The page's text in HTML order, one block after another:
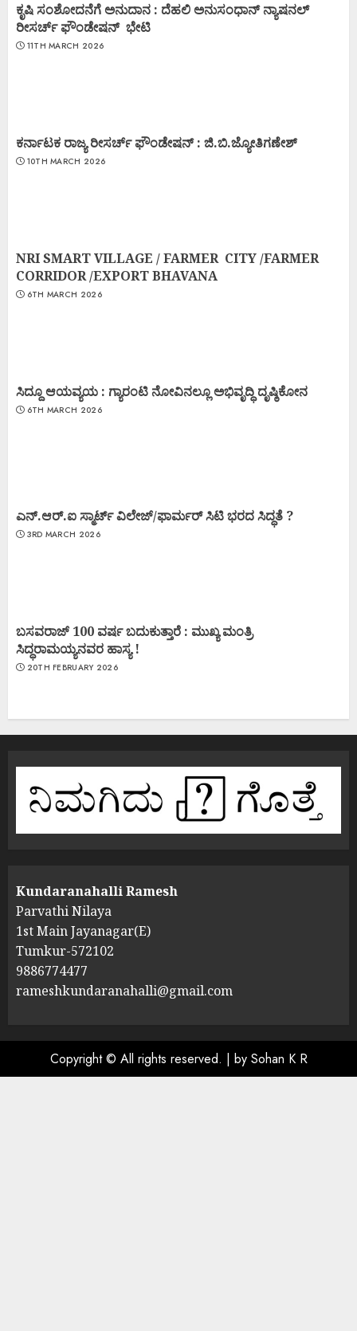
ಕೃಷಿ ಸಂಶೋದನೆಗೆ ಅನುದಾನ : ದೆಹಲಿ ಅನುಸಂಧಾನ್ ನ್ಯಾಷನಲ್
ರೀಸರ್ಚ್ ಫೌಂಡೇಷನ್ ಭೇಟಿ
11TH MARCH 2026
ಕರ್ನಾಟಕ ರಾಜ್ಯ ರೀಸರ್ಚ್ ಫೌಂಡೇಷನ್ : ಜಿ.ಬಿ.ಜ್ಯೋತಿಗಣೇಶ್
10TH MARCH 2026
NRI SMART VILLAGE / FARMER CITY /FARMER
CORRIDOR /EXPORT BHAVANA
6TH MARCH 2026
ಸಿದ್ದೂ ಆಯವ್ಯಯ : ಗ್ಯಾರಂಟಿ ನೋವಿನಲ್ಲೂ ಅಭಿವೃದ್ಧಿ ದೃಷ್ಠಿಕೋನ
6TH MARCH 2026
ಎನ್.ಆರ್.ಐ ಸ್ಮಾರ್ಟ್ ವಿಲೇಜ್/ಫಾರ್ಮರ್ ಸಿಟಿ ಭರದ ಸಿದ್ಧತೆ ?
3RD MARCH 2026
ಬಸವರಾಜ್ 100 ವರ್ಷ ಬದುಕುತ್ತಾರೆ : ಮುಖ್ಯ ಮಂತ್ರಿ
ಸಿದ್ಧರಾಮಯ್ಯನವರ ಹಾಸ್ಯ !
20TH FEBRUARY 2026
Kundaranahalli Ramesh
Parvathi Nilaya
1st Main Jayanagar(E)
Tumkur-572102
9886774477
rameshkundaranahalli@gmail.com
Copyright © All rights reserved. | by Sohan K R